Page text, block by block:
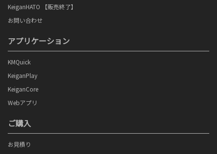
KeiganHATO 【販売終了】
お問い合わせ
アプリケーション
KMQuick
KeiganPlay
KeiganCore
Webアプリ
ご購入
お見積り